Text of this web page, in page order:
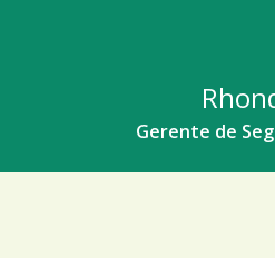
Gerente de